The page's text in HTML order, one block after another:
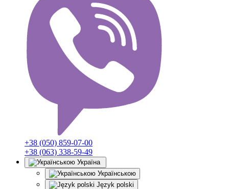
+38 (050) 859-07-00
+38 (063) 338-59-49
Україна
Українською
Język polski